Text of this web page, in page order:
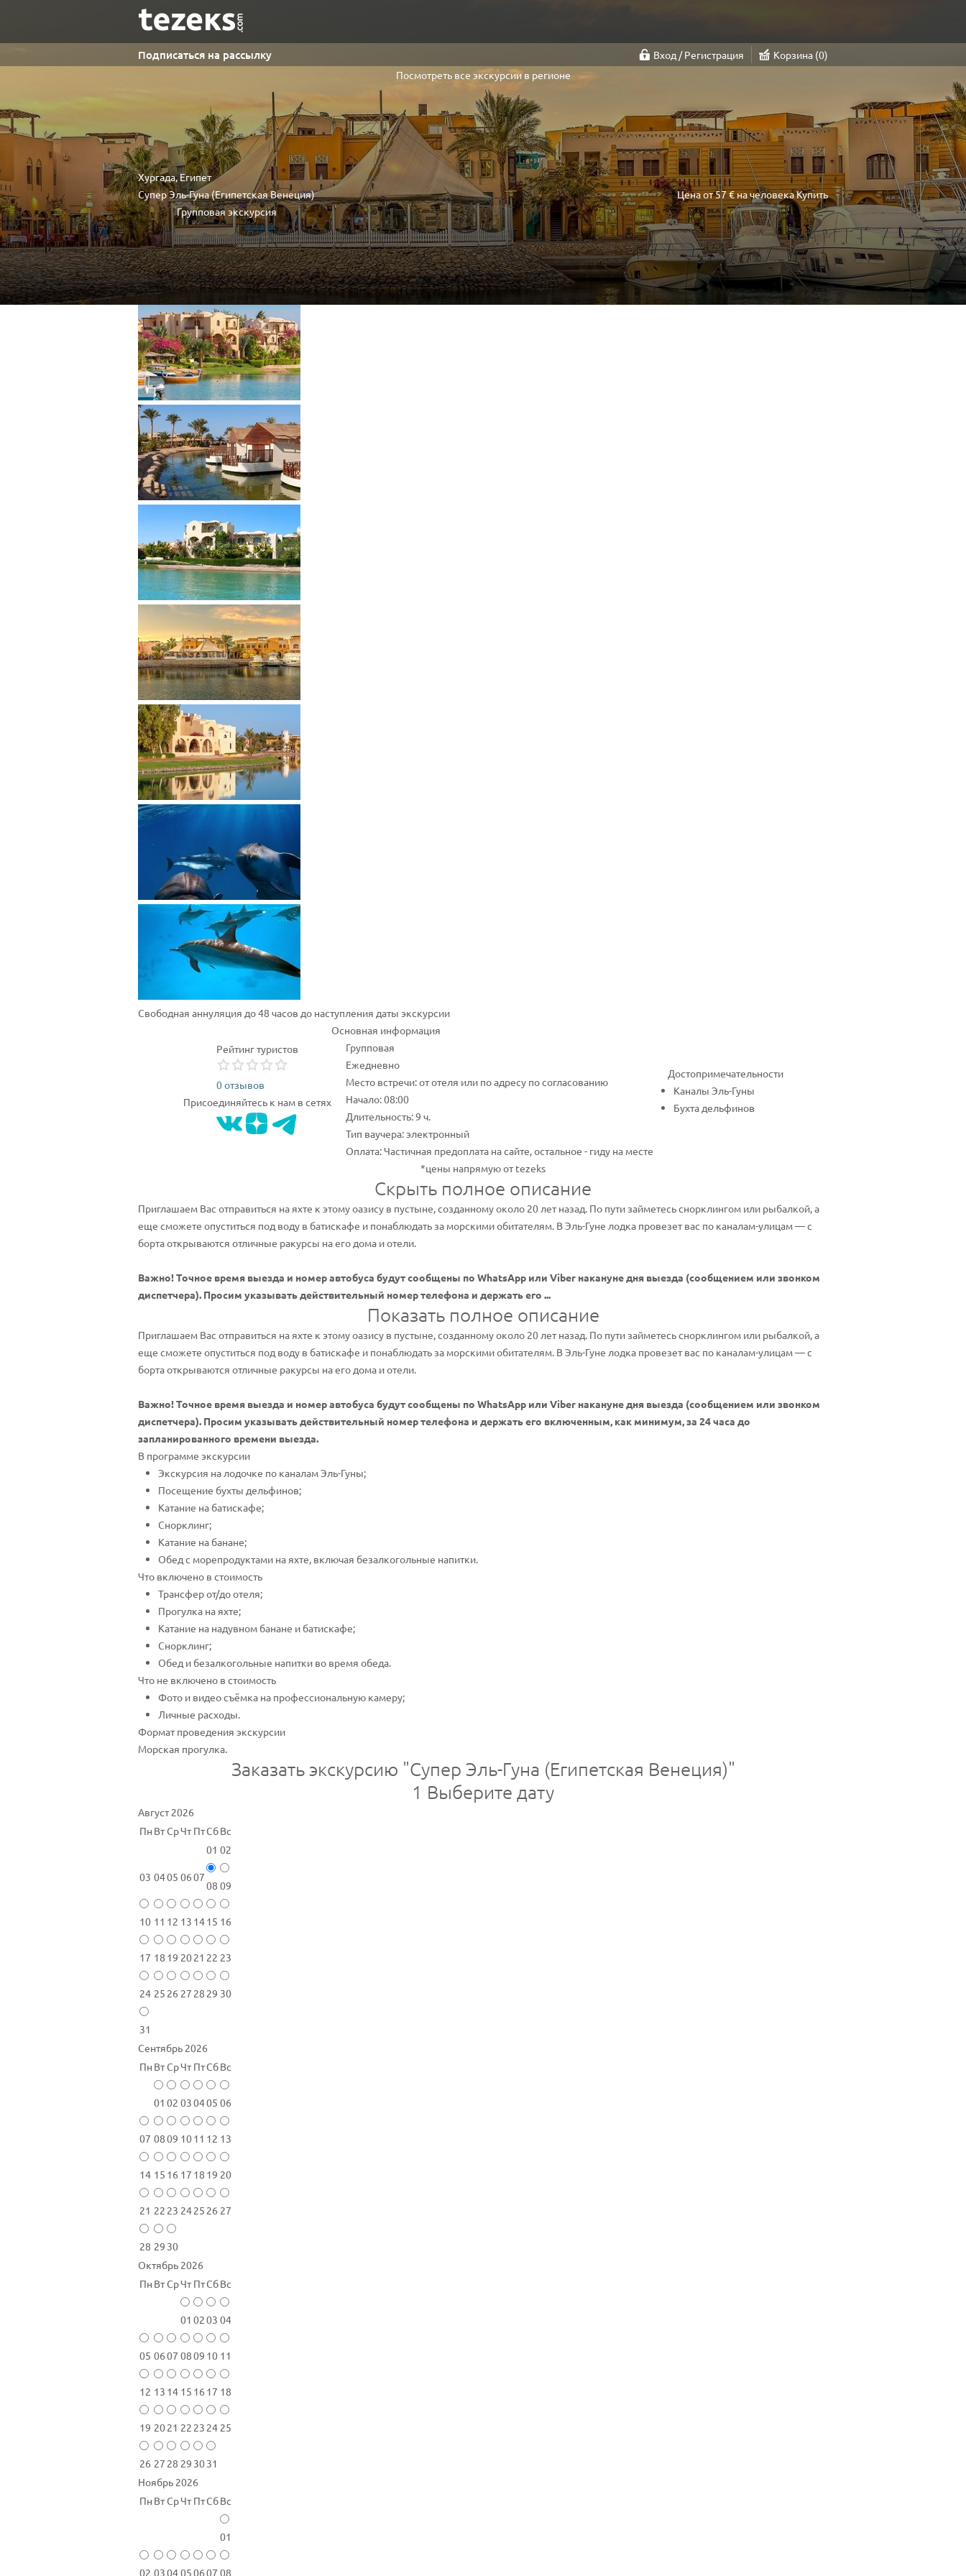
Подписаться на рассылку Вход / Регистрация Корзина 0
Посмотреть все экскурсии в регионе
Хургада, Египет
Супер Эль-Гуна (Египетская Венеция)
Групповая экскурсия
Цена от57 €на человекаКупить
Свободная аннуляция до 48 часов до наступления даты экскурсии
Рейтинг туристов
0 отзывов
Присоединяйтесь к нам в сетях
Основная информация
Групповая
Ежедневно
Место встречи: от отеля или по адресу по согласованию
Начало: 08:00
Длительность: 9 ч.
Тип ваучера: электронный
Оплата: Частичная предоплата на сайте, остальное - гиду на месте
Достопримечательности
Каналы Эль-Гуны
Бухта дельфинов
*цены напрямую от tezeks
Скрыть полное описание
Приглашаем Вас отправиться на яхте к этому оазису в пустыне, созданному около 20 лет назад. По пути займетесь снорклингом или рыбалкой, а
еще сможете опуститься под воду в батискафе и понаблюдать за морскими обитателям. В Эль-Гуне лодка провезет вас по каналам-улицам — с
борта открываются отличные ракурсы на его дома и отели.
Важно! Точное время выезда и номер автобуса будут сообщены по WhatsApp или Viber накануне дня выезда (сообщением или звонком
диспетчера). Просим указывать действительный номер телефона и держать его ...
Показать полное описание
Приглашаем Вас отправиться на яхте к этому оазису в пустыне, созданному около 20 лет назад. По пути займетесь снорклингом или рыбалкой, а
еще сможете опуститься под воду в батискафе и понаблюдать за морскими обитателям. В Эль-Гуне лодка провезет вас по каналам-улицам — с
борта открываются отличные ракурсы на его дома и отели.
Важно! Точное время выезда и номер автобуса будут сообщены по WhatsApp или Viber накануне дня выезда (сообщением или звонком
диспетчера). Просим указывать действительный номер телефона и держать его включенным, как минимум, за 24 часа до
запланированного времени выезда.
В программе экскурсии
Экскурсия на лодочке по каналам Эль-Гуны;
Посещение бухты дельфинов;
Катание на батискафе;
Снорклинг;
Катание на банане;
Обед с морепродуктами на яхте, включая безалкогольные напитки.
Что включено в стоимость
Трансфер от/до отеля;
Прогулка на яхте;
Катание на надувном банане и батискафе;
Снорклинг;
Обед и безалкогольные напитки во время обеда.
Что не включено в стоимость
Фото и видео съёмка на профессиональную камеру;
Личные расходы.
Формат проведения экскурсии
Морская прогулка.
Заказать экскурсию "Супер Эль-Гуна (Египетская Венеция)"
1 Выберите дату
Август 2026
Пн ВтСрЧт ПтСбВс
01 02
03 0405 0607
08 09
10 11 12 13 1415 16
17 18 19 2021 22 23
24 25 26 27 28 29 30
31
Сентябрь 2026
Пн ВтСрЧт ПтСбВс
01 02 030405 06
07 0809 1011 12 13
14 15 16 17 18 19 20
21 22 23 2425 26 27
28 29 30
Октябрь 2026
Пн ВтСрЧт ПтСбВс
01 0203 04
05 0607 0809 10 11
12 13 14 15 16 17 18
19 2021 22 23 24 25
26 27 28 29 3031
Ноябрь 2026
Пн ВтСрЧт ПтСбВс
01
02 0304050607 08